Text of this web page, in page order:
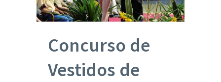
Concurso de
Vestidos de